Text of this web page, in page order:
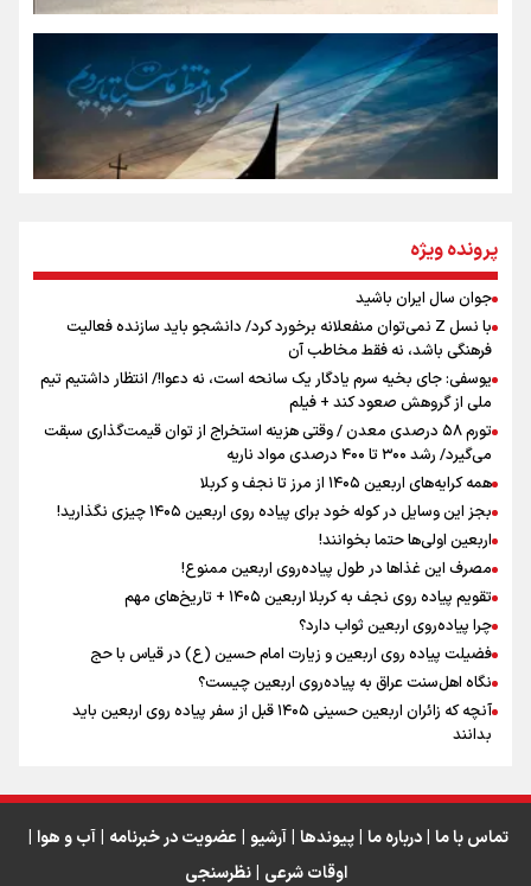
روایت ایران از کنار مردم
از طلوع خیابان‌ها تا غروب اشک
سه حسرتی که به دلم ماند
مومنِ مقتدرِ مظلوم
اینفو برنا / توصیه‌هایی طلایی برای پیاده روی اربعین
اینفو برنا / جدول کامل فاصله مرز شلمچه تا شهرهای زیارتی
عراق
پرونده ویژه
جوان سال ایران باشید
با نسل Z نمی‌توان منفعلانه برخورد کرد/ دانشجو باید سازنده فعالیت
فرهنگی باشد، نه فقط مخاطب آن
یوسفی: جای بخیه سرم یادگار یک سانحه است، نه دعوا!/ انتظار داشتیم تیم
ملی از گروهش صعود کند + فیلم
تورم ۵۸ درصدی معدن / وقتی هزینه استخراج از توان قیمت‌گذاری سبقت
می‌گیرد/ رشد ۳۰۰ تا ۴۰۰ درصدی مواد ناریه
همه کرایه‌های اربعین ۱۴۰۵ از مرز تا نجف و کربلا
بجز این وسایل در کوله خود برای پیاده روی اربعین ۱۴۰۵ چیزی نگذارید!
اربعین اولی‌ها حتما بخوانند!
مصرف این غذاها در طول پیاده‌روی اربعین ممنوع!
تقویم پیاده روی نجف به کربلا اربعین ۱۴۰۵ + تاریخ‌های مهم
چرا پیاده‌روی اربعین ثواب دارد؟
فضیلت پیاده روی اربعین و زیارت امام حسین (ع) در قیاس با حج
نگاه اهل‌سنت عراق به پیاده‌روی اربعین چیست؟
آنچه که زائران اربعین حسینی ۱۴۰۵ قبل از سفر پیاده روی اربعین باید
بدانند
تماس با ما درباره ما پیوندها آرشیو عضویت در خبرنامه آب و هوا
اوقات شرعی نظرسنجی